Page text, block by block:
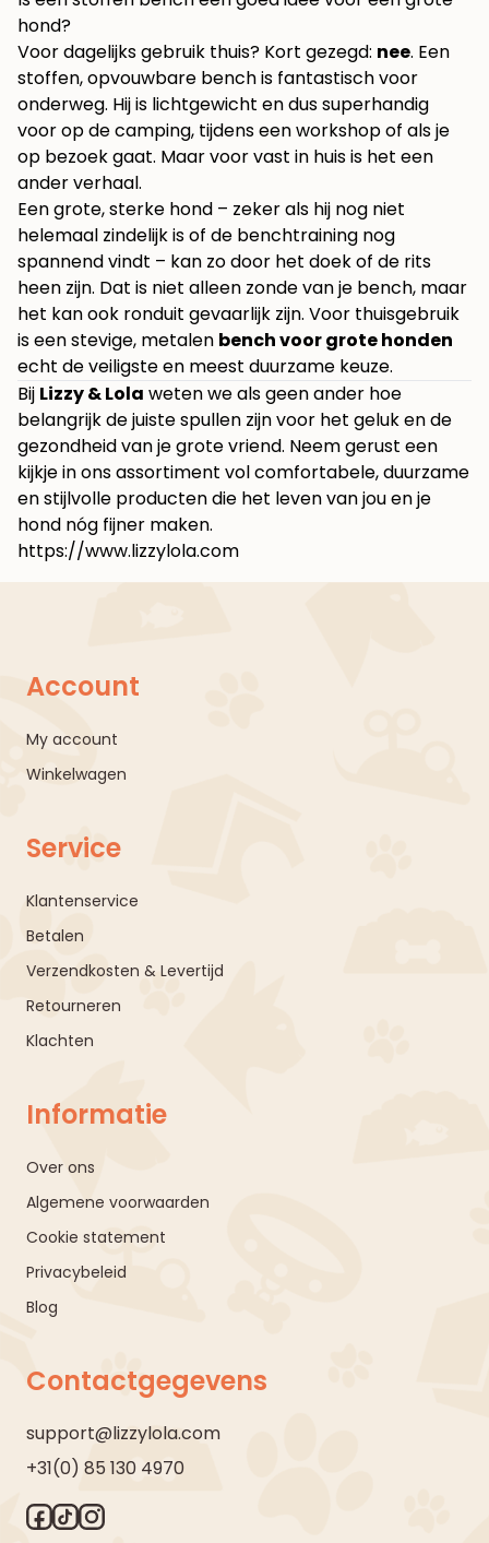
hond?
Voor dagelijks gebruik thuis? Kort gezegd: nee. Een
stoffen, opvouwbare bench is fantastisch voor
onderweg. Hij is lichtgewicht en dus superhandig
voor op de camping, tijdens een workshop of als je
op bezoek gaat. Maar voor vast in huis is het een
ander verhaal.
Een grote, sterke hond – zeker als hij nog niet
helemaal zindelijk is of de benchtraining nog
spannend vindt – kan zo door het doek of de rits
heen zijn. Dat is niet alleen zonde van je bench, maar
het kan ook ronduit gevaarlijk zijn. Voor thuisgebruik
is een stevige, metalen bench voor grote honden
echt de veiligste en meest duurzame keuze.
Bij Lizzy & Lola weten we als geen ander hoe
belangrijk de juiste spullen zijn voor het geluk en de
gezondheid van je grote vriend. Neem gerust een
kijkje in ons assortiment vol comfortabele, duurzame
en stijlvolle producten die het leven van jou en je
hond nóg fijner maken.
https://www.lizzylola.com
Account
My account
Winkelwagen
Service
Klantenservice
Betalen
Verzendkosten & Levertijd
Retourneren
Klachten
Informatie
Over ons
Algemene voorwaarden
Cookie statement
Privacybeleid
Blog
Contactgegevens
support@lizzylola.com
+31(0) 85 130 4970